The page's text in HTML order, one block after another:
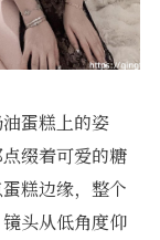
蛋糕上的姿
缀着可爱的糖
糕边缘，整个
头从低角度仰